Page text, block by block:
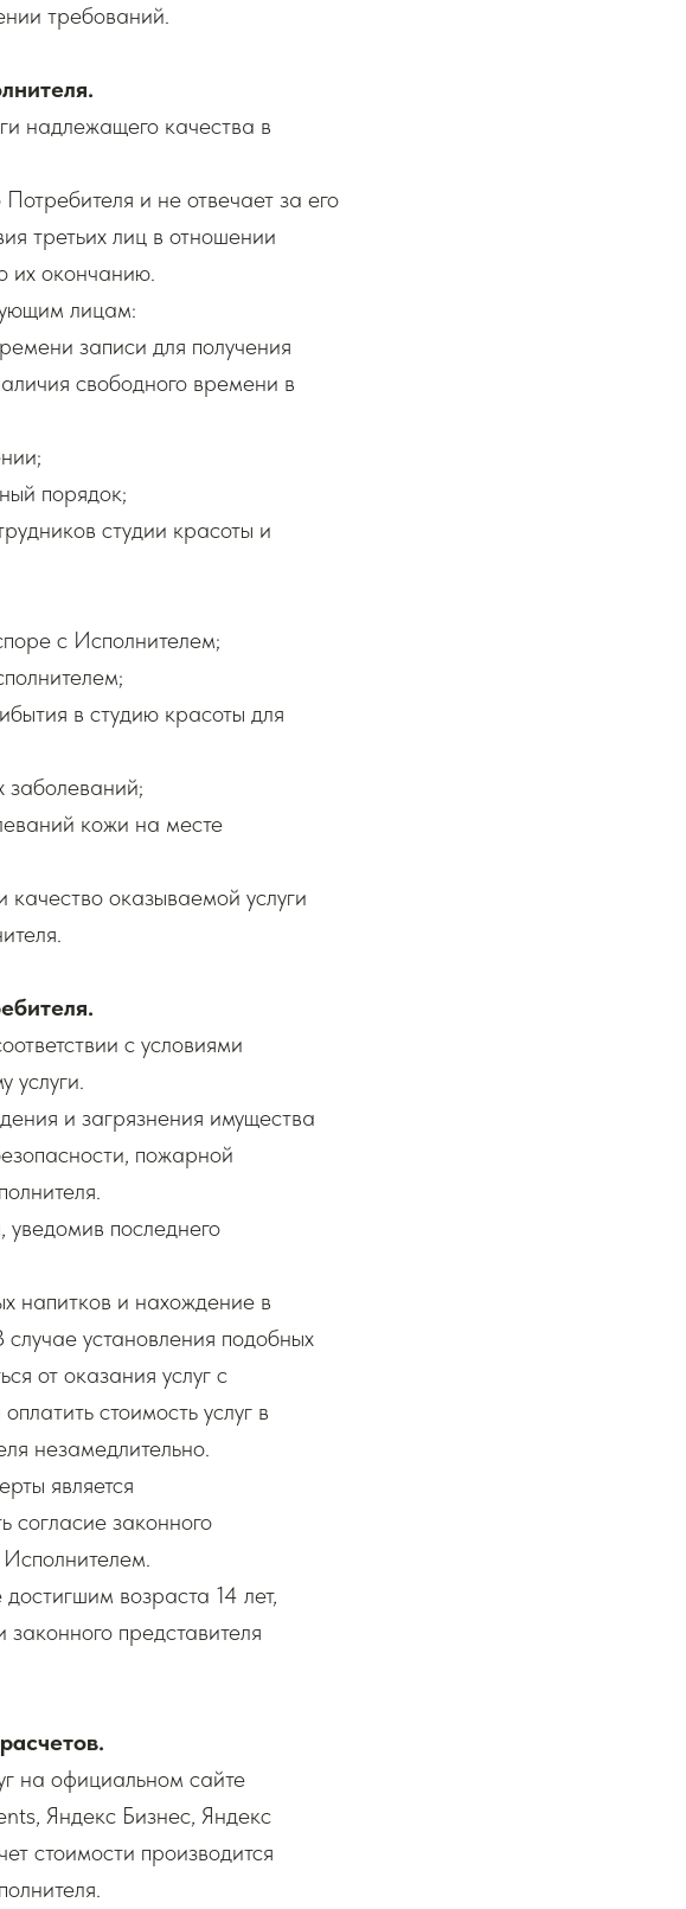
требований.
надлежащего качества в
и не отвечает за его
третьих лиц в отношении
их окончанию.
лицам:
записи для получения
свободного времени в
порядок;
студии красоты и
с Исполнителем;
в студию красоты для
заболеваний;
кожи на месте
качество оказываемой услуги
с условиями
услуги.
и загрязнения имущества
пожарной
уведомив последнего
напитков и нахождение в
случае установления подобных
от оказания услуг с
стоимость услуг в
незамедлительно.
является
согласие законного
Исполнителем.
возраста 14 лет,
представителя
на официальном сайте
Яндекс Бизнес, Яндекс
стоимости производится